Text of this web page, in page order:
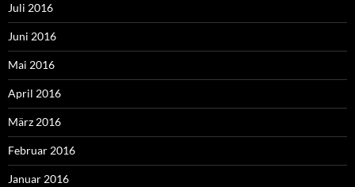
Juli 2016
Juni 2016
Mai 2016
April 2016
März 2016
Februar 2016
Januar 2016